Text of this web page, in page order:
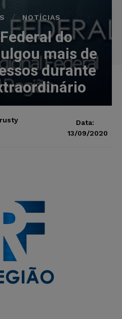
NOTÍCIAS
do
mais de
durante
Data:
13/09/2020